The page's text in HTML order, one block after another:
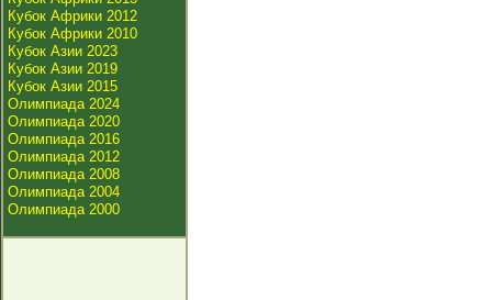
Кубок Африки 2012
Кубок Африки 2010
Кубок Азии 2023
Кубок Азии 2019
Кубок Азии 2015
Олимпиада 2024
Олимпиада 2020
Олимпиада 2016
Олимпиада 2012
Олимпиада 2008
Олимпиада 2004
Олимпиада 2000